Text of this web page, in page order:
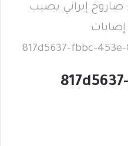
إيراني يصيب
منطقة المركز – قتيلان و3 إصابات
817d5637-fbbc-453e-